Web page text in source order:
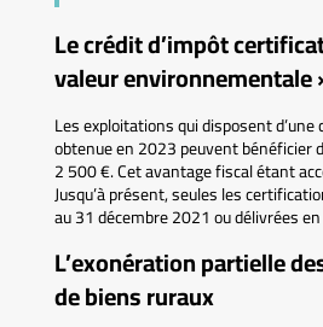
Le crédit d’impôt
valeur environnementale
Les exploitations qui disposent
obtenue en 2023 peuvent bénéficier
2 500 €. Cet avantage fiscal étant
Jusqu’à présent, seules les
au 31 décembre 2021 ou délivrées
L’exonération partielle
de biens ruraux